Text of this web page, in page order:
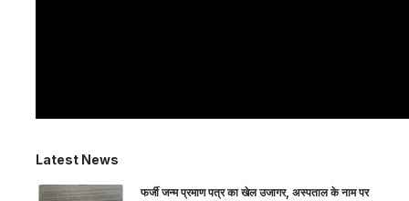
Latest News
फर्जी जन्म प्रमाण पत्र का खेल उजागर, अस्पताल के नाम पर